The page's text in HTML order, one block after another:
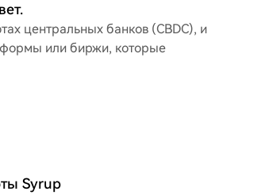
центральных банков (CBDC), и
или биржи, которые
Syrup